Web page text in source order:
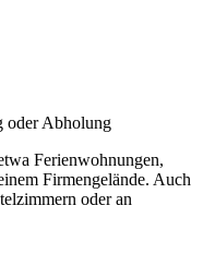
oder Abholung
Ferienwohnungen,
Firmengelände. Auch
oder an